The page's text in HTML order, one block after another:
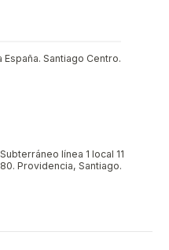
Santiago Centro.
línea 1 local 11
Providencia, Santiago.